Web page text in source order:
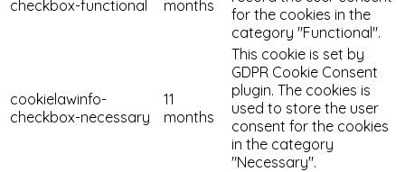
checkbox-functional
months
for the cookies in the
category "Functional".
cookielawinfo-
checkbox-necessary
11
months
This cookie is set by
GDPR Cookie Consent
plugin. The cookies is
used to store the user
consent for the cookies
in the category
"Necessary".